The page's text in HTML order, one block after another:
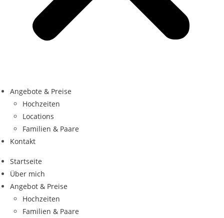
Angebote & Preise
Hochzeiten
Locations
Familien & Paare
Kontakt
Startseite
Über mich
Angebot & Preise
Hochzeiten
Familien & Paare